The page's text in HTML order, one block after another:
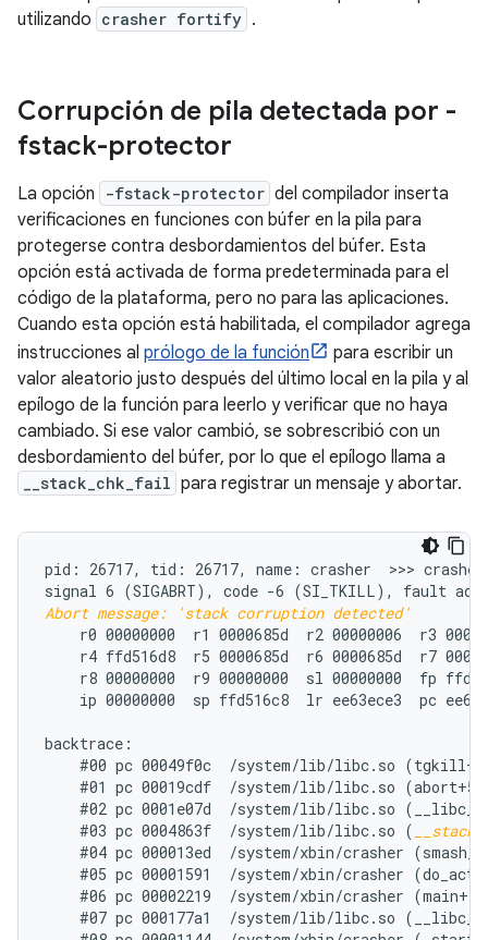
utilizando crasher fortify .
Corrupción de pila detectada por -
fstack-protector
La opción -fstack-protector del compilador inserta
verificaciones en funciones con búfer en la pila para
protegerse contra desbordamientos del búfer. Esta
opción está activada de forma predeterminada para el
código de la plataforma, pero no para las aplicaciones.
Cuando esta opción está habilitada, el compilador agrega
instrucciones al prólogo de la función
para escribir un
valor aleatorio justo después del último local en la pila y al
epílogo de la función para leerlo y verificar que no haya
cambiado. Si ese valor cambió, se sobrescribió con un
desbordamiento del búfer, por lo que el epílogo llama a
__stack_chk_fail para registrar un mensaje y abortar.
pid: 26717, tid: 26717, name: crasher  >>> crasher
Abort message: 'stack corruption detected'
r0 00000000  r1 0000685d  r2 00000006  r3
r4 ffd516d8  r5 0000685d  r6 0000685d  r7
r8 00000000  r9 00000000  sl 00000000  fp
ip 00000000  sp ffd516c8  lr ee63ece3  pc
backtrace:
#00 pc 00049f0c  /system/lib/libc.so
#01 pc 00019cdf  /system/lib/libc.so
#02 pc 0001e07d  /system/lib/libc.so
    #03 pc 0004863f  /system/lib/libc.so (
#04 pc 000013ed  /system/xbin/crasher
#05 pc 00001591  /system/xbin/crasher
#06 pc 00002219  /system/xbin/crasher
#07 pc 000177a1  /system/lib/libc.so